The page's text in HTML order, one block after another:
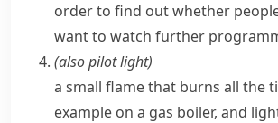
order to find out whether
want to watch further
(alsopilot light)
a small flame that burns all the
example on a gas boiler, and